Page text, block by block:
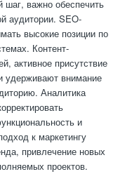
важно обеспечить
аудитории. SEO-
высокие позиции по
Контент-
активное присутствие
удерживают внимание
Аналитика
и
к маркетингу
привлечение новых
проектов.